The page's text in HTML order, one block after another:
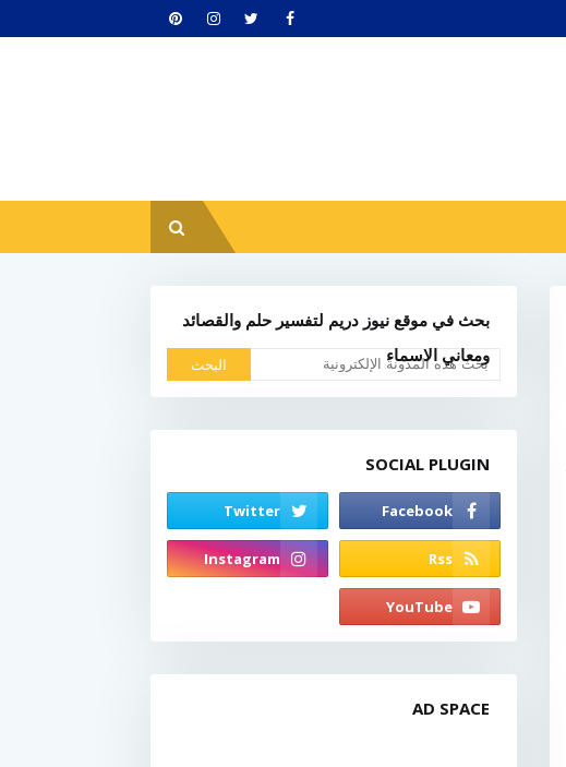
بحث في موقع نيوز دريم لتفسير حلم والقصائد
ومعاني الاسماء
SOCIAL PLUGIN
AD SPACE